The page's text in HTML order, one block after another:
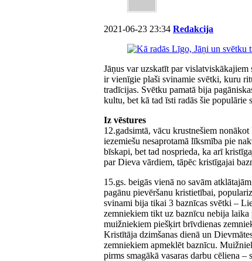
2021-06-23 23:34 Redakcija
Jāņus var uzskatīt par
ir vienīgie plaši svinamie svētki, kuru
tradīcijas. Svētku pamatā bija
kultu, bet kā tad īsti radās šie populārie
Iz vēstures
12.gadsimtā, vācu krustnešiem
iezemiešu nesaprotamā līksmība pie
bīskapi, bet tad nosprieda, ka arī
par Dieva vārdiem, tāpēc kristīgajai
15.gs. beigās vienā no savām
pagānu pievēršanu kristietībai,
svinami bija tikai 3 baznīcas svētki –
zemniekiem tikt uz baznīcu nebija
muižniekiem piešķirt brīvdienas
Kristītāja dzimšanas dienā un
zemniekiem apmeklēt baznīcu.
pirms smagākā vasaras darbu cēliena –